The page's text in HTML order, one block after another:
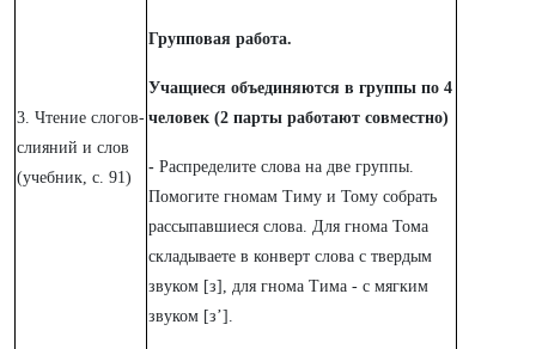
3. Чтение слогов-
слияний и слов
(учебник, с. 91)
Групповая работа.
Учащиеся объединяются в группы по 4
человек (2 парты работают совместно)
- Распределите слова на две группы.
Помогите гномам Тиму и Тому собрать
рассыпавшиеся слова. Для гнома Тома
складываете в конверт слова с твердым
звуком [з], для гнома Тима - с мягким
звуком [з’].